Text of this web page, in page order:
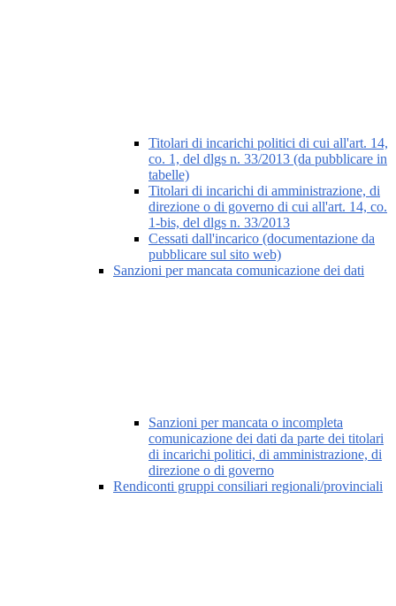
Titolari di incarichi politici di cui all'art. 14,
co. 1, del dlgs n. 33/2013 (da pubblicare in
tabelle)
Titolari di incarichi di amministrazione, di
direzione o di governo di cui all'art. 14, co.
1-bis, del dlgs n. 33/2013
Cessati dall'incarico (documentazione da
pubblicare sul sito web)
Sanzioni per mancata comunicazione dei dati
Sanzioni per mancata o incompleta
comunicazione dei dati da parte dei titolari
di incarichi politici, di amministrazione, di
direzione o di governo
Rendiconti gruppi consiliari regionali/provinciali